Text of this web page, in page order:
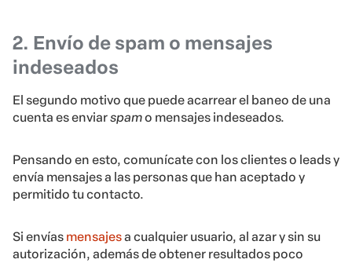
2. Envío de spam o mensajes
indeseados
El segundo motivo que puede acarrear el baneo de una
cuenta es enviarspamo mensajes indeseados.
Pensando en esto, comunícate con los clientes o leads y
envía mensajes a las personas que han aceptado y
permitido tu contacto.
Si envías mensajesa cualquier usuario, al azar y sin su
autorización, además de obtener resultados poco